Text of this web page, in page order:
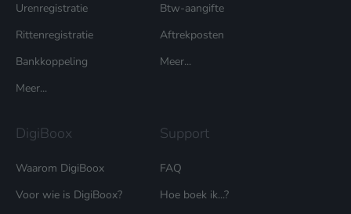
Urenregistratie
Rittenregistratie
Bankkoppeling
Meer...
Btw-aangifte
Aftrekposten
Meer...
DigiBoox
Waarom DigiBoox
Voor wie is DigiBoox?
Support
FAQ
Hoe boek ik...?